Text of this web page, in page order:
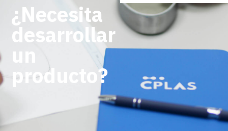
¿Necesita
desarrollar
un
producto?